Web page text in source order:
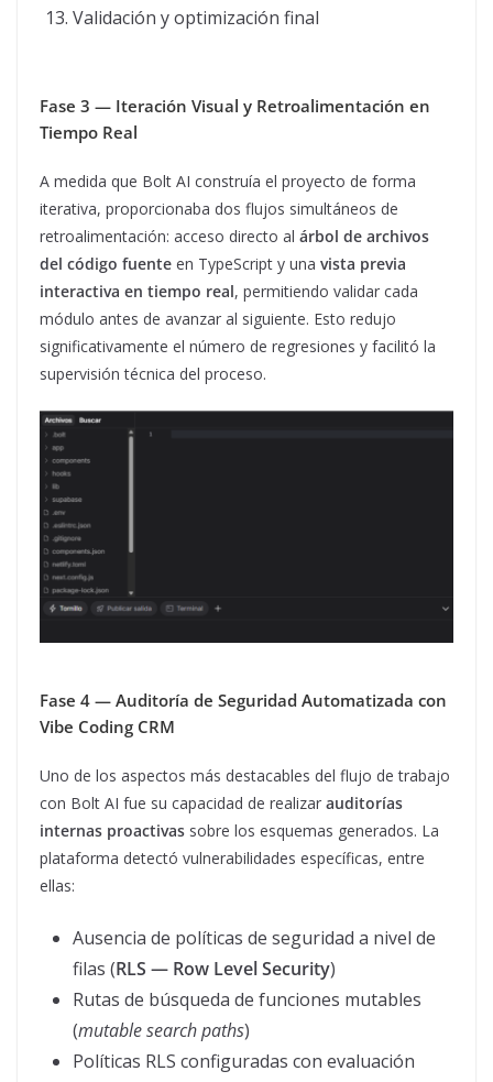
Validación y optimización final
Fase 3 — Iteración Visual y Retroalimentación en
Tiempo Real
A medida que Bolt AI construía el proyecto de forma
iterativa, proporcionaba dos flujos simultáneos de
retroalimentación: acceso directo al árbol de archivos
del código fuente en TypeScript y una vista previa
interactiva en tiempo real, permitiendo validar cada
módulo antes de avanzar al siguiente. Esto redujo
significativamente el número de regresiones y facilitó la
supervisión técnica del proceso.
Fase 4 — Auditoría de Seguridad Automatizada con
Vibe Coding CRM
Uno de los aspectos más destacables del flujo de trabajo
con Bolt AI fue su capacidad de realizar auditorías
internas proactivas sobre los esquemas generados. La
plataforma detectó vulnerabilidades específicas, entre
ellas:
Ausencia de políticas de seguridad a nivel de
filas (RLS — Row Level Security)
Rutas de búsqueda de funciones mutables
(mutable search paths)
Políticas RLS configuradas con evaluación